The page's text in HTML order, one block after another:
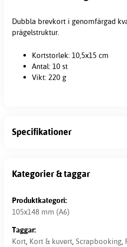
Dubbla brevkort i genomfärgad
prägelstruktur.
Kortstorlek: 10,5x15 cm
Antal: 10 st
Vikt: 220 g
Specifikationer
Kategorier & taggar
Produktkategori:
105x148 mm (A6)
Taggar:
Kort, Kort & kuvert, Scrapbooking,